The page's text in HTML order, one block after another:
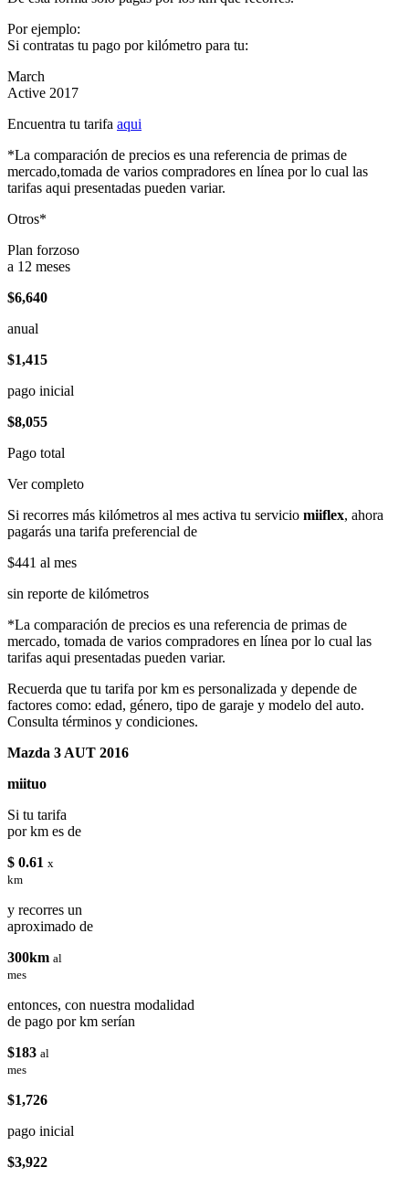
Por ejemplo:
Si contratas tu pago por kilómetro para tu:
March
Active 2017
Encuentra tu tarifa aqui
*La comparación de precios es una referencia de primas de
mercado,tomada de varios compradores en línea por lo cual las
tarifas aqui presentadas pueden variar.
Otros*
Plan forzoso
a 12 meses
$6,640
anual
$1,415
pago inicial
$8,055
Pago total
Ver completo
Si recorres más kilómetros al mes activa tu servicio miiflex, ahora
pagarás una tarifa preferencial de
$441 al mes
sin reporte de kilómetros
*La comparación de precios es una referencia de primas de
mercado, tomada de varios compradores en línea por lo cual las
tarifas aqui presentadas pueden variar.
Recuerda que tu tarifa por km es personalizada y depende de
factores como: edad, género, tipo de garaje y modelo del auto.
Consulta términos y condiciones.
Mazda 3 AUT 2016
miituo
Si tu tarifa
por km es de
$ 0.61 x
km
y recorres un
aproximado de
300km al
mes
entonces, con nuestra modalidad
de pago por km serían
$183 al
mes
$1,726
pago inicial
$3,922